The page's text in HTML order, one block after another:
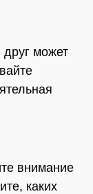
друг может
внимание
каких